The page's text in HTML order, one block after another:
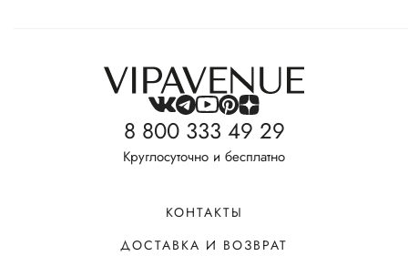
8 800 333 49 29
Круглосуточно и бесплатно
КОНТАКТЫ
ДОСТАВКА И ВОЗВРАТ